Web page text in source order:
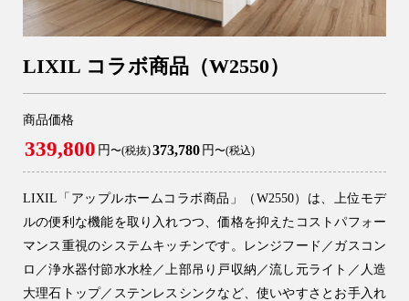
LIXIL コラボ商品（W2550）
商品価格
339,800 円〜(税抜)373,780 円〜(税込)
LIXIL「アップルホームコラボ商品」（W2550）は、上位モデ
ルの便利な機能を取り入れつつ、価格を抑えたコストパフォー
マンス重視のシステムキッチンです。レンジフード／ガスコン
ロ／浄水器付節水水栓／上部吊り戸収納／流し元ライト／人造
大理石トップ／ステンレスシンクなど、使いやすさとお手入れ